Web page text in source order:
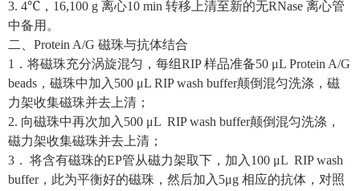
3. 4℃ ， 16,100 g 离心10 min 转移上清至新的无RNase 离心管
中备用。
二、 Protein A/G 磁珠与抗体结合
1 ．将磁珠充分涡旋混匀，每组RIP样品准备50 μL Protein A/G
beads ，磁珠中加入500 μL RIP wash buffer颠倒混匀洗涤，磁
力架收集磁珠并去上清；
2. 向磁珠中再次加入500 μL RIP wash buffer颠倒混匀洗涤，
磁力架收集磁珠并去上清；
3 ． 将含有磁珠的EP管从磁力架取下，加入100 μL RIP wash
buffer，此为平衡好的磁珠，然后加入5μg 相应的抗体，对照